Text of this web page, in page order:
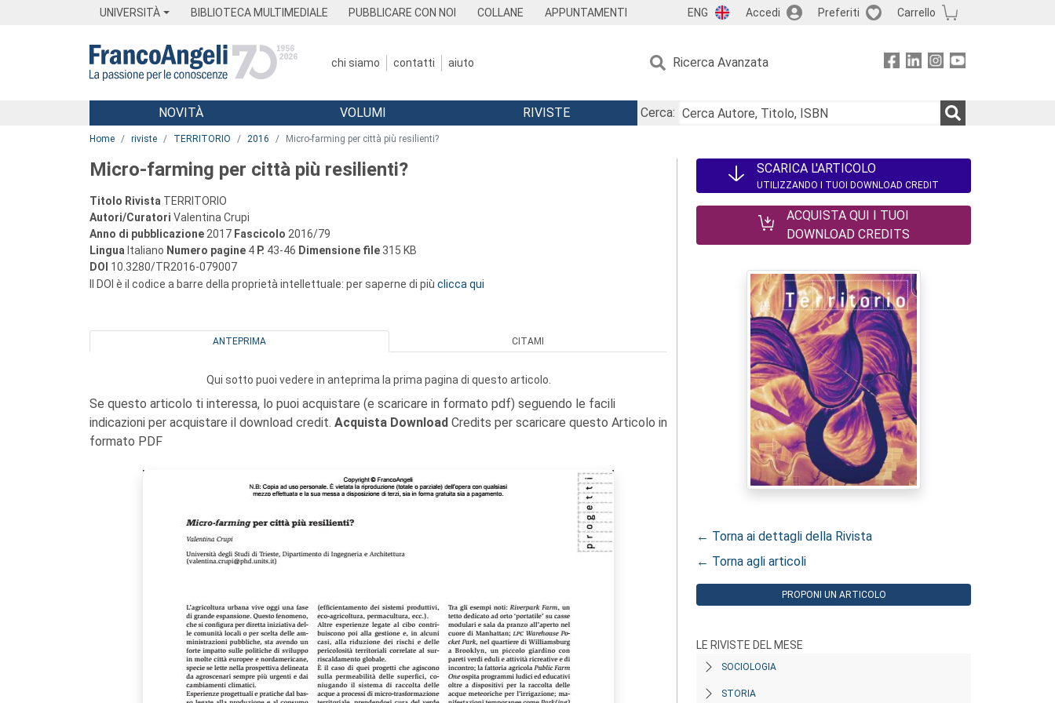
UNIVERSITÀ BIBLIOTECA MULTIMEDIALE PUBBLICARE CON NOI COLLANE APPUNTAMENTI ENG Accedi Preferiti Carrello
chi siamo contatti aiuto Ricerca Avanzata
Menu
NOVITÀ VOLUMI RIVISTE
Cerca:
Home riviste TERRITORIO 2016 Micro-farming per città più resilienti?
Micro-farming per città più resilienti?
Titolo Rivista TERRITORIO
Autori/Curatori Valentina Crupi
Anno di pubblicazione 2017 Fascicolo 2016/79
Lingua Italiano Numero pagine 4 P. 43-46 Dimensione file 315 KB
DOI 10.3280/TR2016-079007
Il DOI è il codice a barre della proprietà intellettuale: per saperne di più clicca qui
ANTEPRIMA CITAMI
Qui sotto puoi vedere in anteprima la prima pagina di questo articolo.
Se questo articolo ti interessa, lo puoi acquistare (e scaricare in formato pdf) seguendo le facili
indicazioni per acquistare il download credit. Acquista Download Credits per scaricare questo Articolo in
formato PDF
SCARICA L'ARTICOLO
UTILIZZANDO I TUOI DOWNLOAD CREDIT
ACQUISTA QUI I TUOI
DOWNLOAD CREDITS
← Torna ai dettagli della Rivista
← Torna agli articoli
PROPONI UN ARTICOLO
LE RIVISTE DEL MESE
SOCIOLOGIA
STORIA